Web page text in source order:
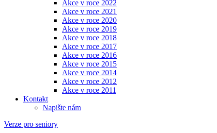
Akce v roce 2022
Akce v roce 2021
Akce v roce 2020
Akce v roce 2019
Akce v roce 2018
Akce v roce 2017
Akce v roce 2016
Akce v roce 2015
Akce v roce 2014
Akce v roce 2012
Akce v roce 2011
Kontakt
Napište nám
Verze pro seniory